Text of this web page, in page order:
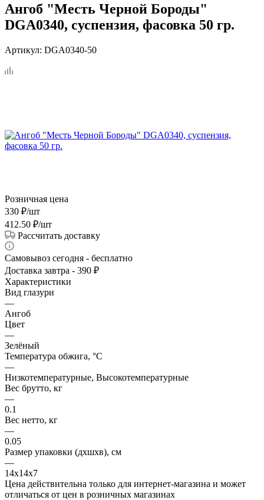
Ангоб "Месть Черной Бороды"
DGA0340, суспензия, фасовка 50 гр.
Артикул: DGA0340-50
Розничная цена
330 ₽/шт
412.50 ₽/шт
Рассчитать доставку
Самовывоз сегодня - бесплатно
Доставка завтра - 390 ₽
Характеристики
Вид глазури
—
Ангоб
Цвет
—
Зелёный
Температура обжига, °C
—
Низкотемпературные, Высокотемпературные
Вес брутто, кг
—
0.1
Вес нетто, кг
—
0.05
Размер упаковки (дхшхв), см
—
14х14х7
Цена действительна только для интернет-магазина и может
отличаться от цен в розничных магазинах